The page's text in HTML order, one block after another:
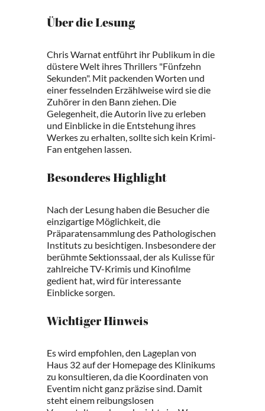
Über die Lesung
Chris Warnat entführt ihr Publikum in die
düstere Welt ihres Thrillers "Fünfzehn
Sekunden". Mit packenden Worten und
einer fesselnden Erzählweise wird sie die
Zuhörer in den Bann ziehen. Die
Gelegenheit, die Autorin live zu erleben
und Einblicke in die Entstehung ihres
Werkes zu erhalten, sollte sich kein Krimi-
Fan entgehen lassen.
Besonderes Highlight
Nach der Lesung haben die Besucher die
einzigartige Möglichkeit, die
Präparatensammlung des Pathologischen
Instituts zu besichtigen. Insbesondere der
berühmte Sektionssaal, der als Kulisse für
zahlreiche TV-Krimis und Kinofilme
gedient hat, wird für interessante
Einblicke sorgen.
Wichtiger Hinweis
Es wird empfohlen, den Lageplan von
Haus 32 auf der Homepage des Klinikums
zu konsultieren, da die Koordinaten von
Eventim nicht ganz präzise sind. Damit
steht einem reibungslosen